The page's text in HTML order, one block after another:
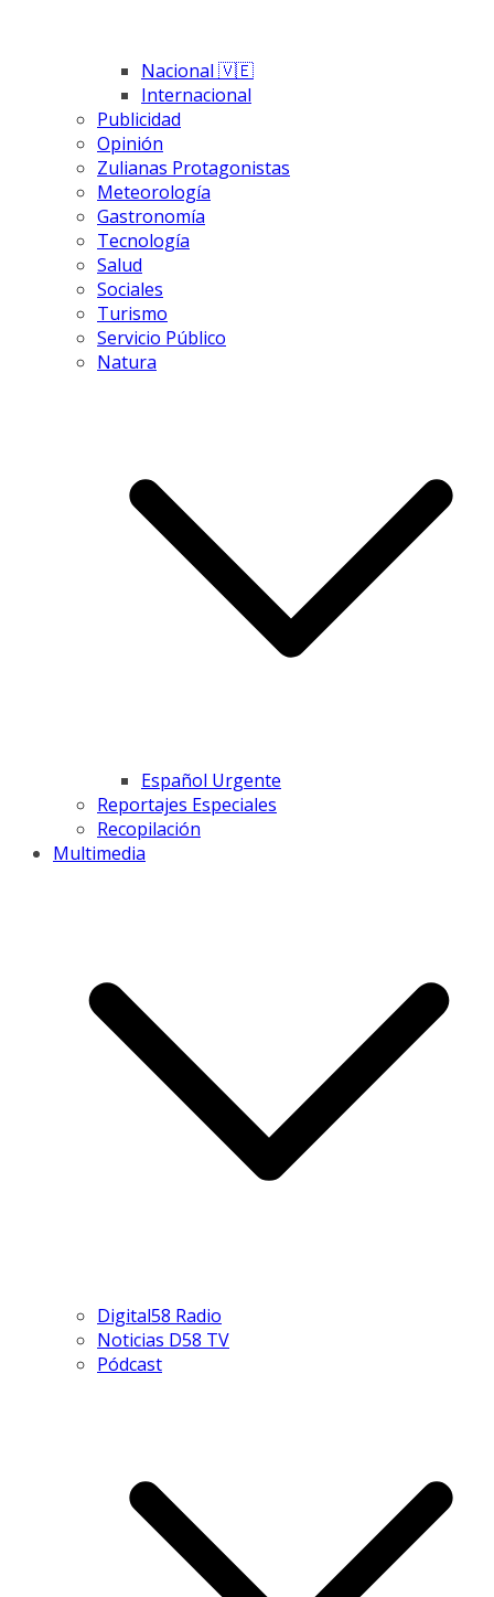
Nacional 🇻🇪
Internacional
Publicidad
Opinión
Zulianas Protagonistas
Meteorología
Gastronomía
Tecnología
Salud
Sociales
Turismo
Servicio Público
Natura
Español Urgente
Reportajes Especiales
Recopilación
Multimedia
Digital58 Radio
Noticias D58 TV
Pódcast